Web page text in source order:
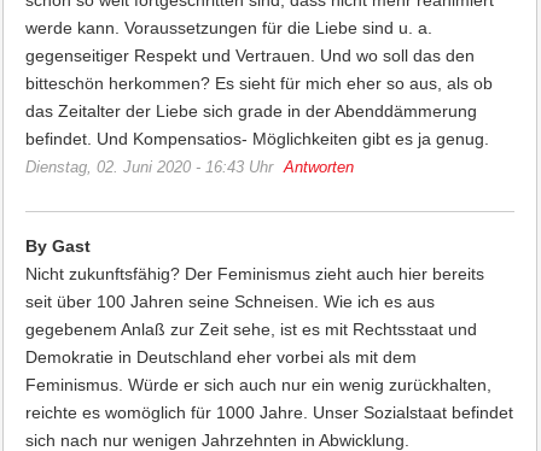
werde kann. Voraussetzungen für die Liebe sind u. a.
gegenseitiger Respekt und Vertrauen. Und wo soll das den
bitteschön herkommen? Es sieht für mich eher so aus, als ob
das Zeitalter der Liebe sich grade in der Abenddämmerung
befindet. Und Kompensatios- Möglichkeiten gibt es ja genug.
Dienstag, 02. Juni 2020 - 16:43 Uhr Antworten
By Gast
Nicht zukunftsfähig? Der Feminismus zieht auch hier bereits
seit über 100 Jahren seine Schneisen. Wie ich es aus
gegebenem Anlaß zur Zeit sehe, ist es mit Rechtsstaat und
Demokratie in Deutschland eher vorbei als mit dem
Feminismus. Würde er sich auch nur ein wenig zurückhalten,
reichte es womöglich für 1000 Jahre. Unser Sozialstaat befindet
sich nach nur wenigen Jahrzehnten in Abwicklung.